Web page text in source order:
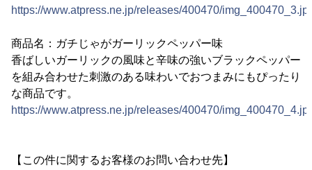
https://www.atpress.ne.jp/releases/400470/
商品名：ガチじゃがガーリックペッパー味
香ばしいガーリックの風味と辛味の強いブラックペッパー
を組み合わせた刺激のある味わいでおつまみにもぴったり
な商品です。
https://www.atpress.ne.jp/releases/400470/
【この件に関するお客様のお問い合わせ先】